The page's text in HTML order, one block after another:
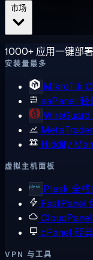
1000+ 应用一键部
安装量最多
MikroTik
aaPanel轻
WireGuard
Hiddify
虚拟主机面板
Plesk 全栈
FastPanel
CloudPanel
cPanel经
VPN 与工具